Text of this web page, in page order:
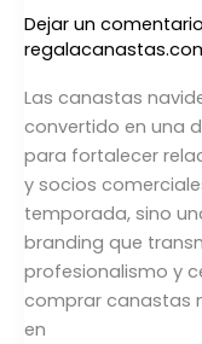
Dejar un comentario
Las canastas
convertido en una
para fortalecer
y socios
temporada, sino
branding que
profesionalismo y
comprar canastas
en